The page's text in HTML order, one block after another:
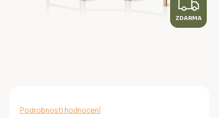
Průměrné
Podrobnosti hodnocení
Z
D
ZDARMA